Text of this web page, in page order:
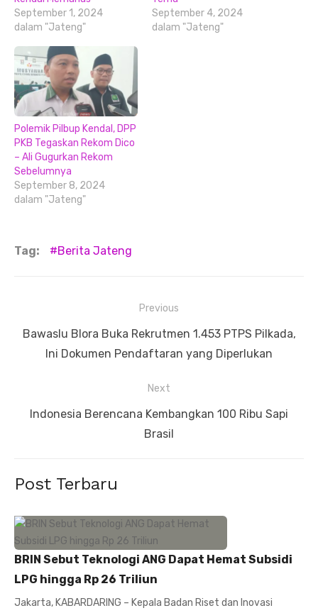
September 1, 2024
dalam "Jateng"
September 4, 2024
dalam "Jateng"
Polemik Pilbup Kendal, DPP
PKB Tegaskan Rekom Dico
– Ali Gugurkan Rekom
Sebelumnya
September 8, 2024
dalam "Jateng"
Tag: Berita Jateng
pos
Previous
Previous
post:
Bawaslu Blora Buka Rekrutmen 1.453 PTPS Pilkada,
Ini Dokumen Pendaftaran yang Diperlukan
Next
Next
Indonesia Berencana Kembangkan 100 Ribu Sapi
Brasil
Post Terbaru
BRIN Sebut Teknologi ANG Dapat Hemat Subsidi
LPG hingga Rp 26 Triliun
Jakarta, KABARDARING – Kepala Badan Riset dan Inovasi